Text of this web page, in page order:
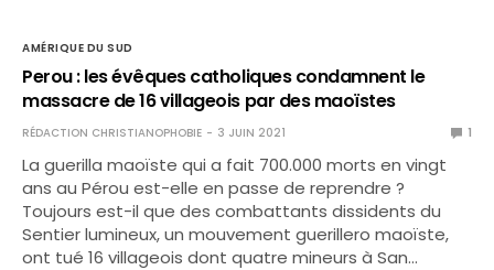
AMÉRIQUE DU SUD
Perou : les évêques catholiques condamnent le
massacre de 16 villageois par des maoïstes
RÉDACTION CHRISTIANOPHOBIE 3 JUIN 2021 1
La guerilla maoïste qui a fait 700.000 morts en vingt
ans au Pérou est-elle en passe de reprendre ?
Toujours est-il que des combattants dissidents du
Sentier lumineux, un mouvement guerillero maoïste,
ont tué 16 villageois dont quatre mineurs à San…